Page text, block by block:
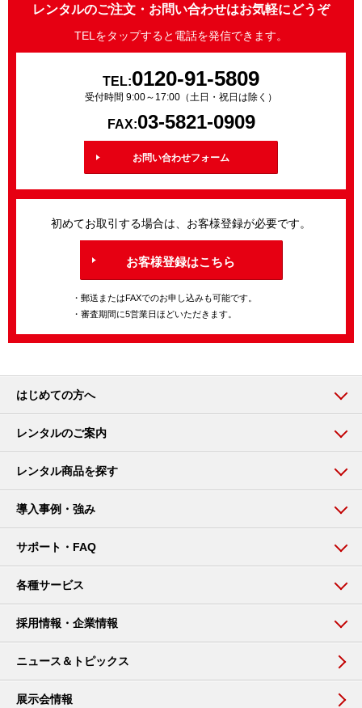
レンタルのご注文・お問い合わせはお気軽にどうぞ
TELをタップすると電話を発信できます。
TEL:0120-91-5809
受付時間 9:00～17:00（土日・祝日は除く）
FAX:03-5821-0909
お問い合わせフォーム
初めてお取引する場合は、お客様登録が必要です。
お客様登録はこちら
・郵送またはFAXでのお申し込みも可能です。
・審査期間に5営業日ほどいただきます。
はじめての方へ
レンタルのご案内
レンタル商品を探す
導入事例・強み
サポート・FAQ
各種サービス
採用情報・企業情報
ニュース＆トピックス
展示会情報